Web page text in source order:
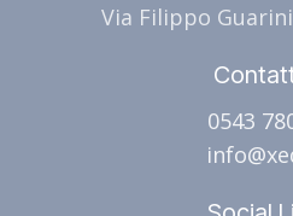
Via Filippo
0543